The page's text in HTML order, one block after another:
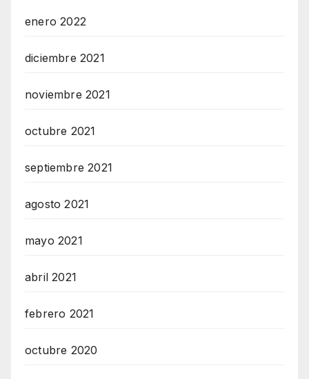
enero 2022
diciembre 2021
noviembre 2021
octubre 2021
septiembre 2021
agosto 2021
mayo 2021
abril 2021
febrero 2021
octubre 2020